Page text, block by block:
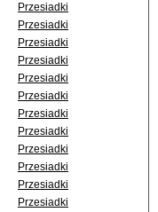
Przesiadki
Przesiadki
Przesiadki
Przesiadki
Przesiadki
Przesiadki
Przesiadki
Przesiadki
Przesiadki
Przesiadki
Przesiadki
Przesiadki